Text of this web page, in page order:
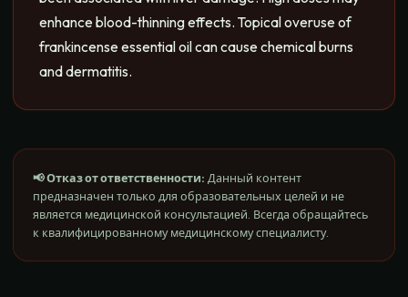
enhance blood-thinning effects. Topical overuse of
frankincense essential oil can cause chemical burns
and dermatitis.
📢 Отказ от ответственности: Данный контент
предназначен только для образовательных целей и не
является медицинской консультацией. Всегда обращайтесь
к квалифицированному медицинскому специалисту.